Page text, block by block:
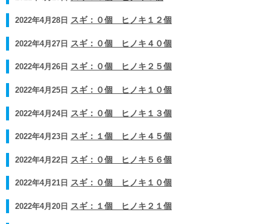
2022年4月28日 スギ：０個 ヒノキ１２個
2022年4月27日 スギ：０個 ヒノキ４０個
2022年4月26日 スギ：０個 ヒノキ２５個
2022年4月25日 スギ：０個 ヒノキ１０個
2022年4月24日 スギ：０個 ヒノキ１３個
2022年4月23日 スギ：１個 ヒノキ４５個
2022年4月22日 スギ：０個 ヒノキ５６個
2022年4月21日 スギ：０個 ヒノキ１０個
2022年4月20日 スギ：１個 ヒノキ２１個